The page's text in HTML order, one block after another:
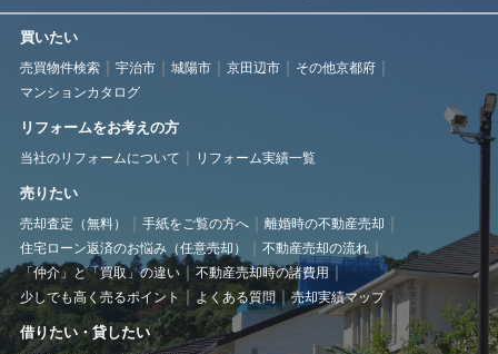
買いたい
売買物件検索 宇治市 城陽市 京田辺市
その他京都府
マンションカタログ
リフォームをお考えの方
当社のリフォームについて リフォーム実績一覧
売りたい
売却査定（無料） 手紙をご覧の方へ
離婚時の不動産売却
住宅ローン返済のお悩み（任意売却）
不動産売却の流れ
「仲介」と「買取」の違い
不動産売却時の諸費用
少しでも高く売るポイント
よくある質問 売却実績マップ
借りたい・貸したい